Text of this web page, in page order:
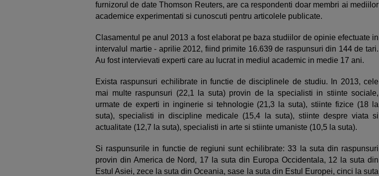
furnizorul de date Thomson Reuters, are ca respondenti doar membri ai mediilor
academice experimentati si cunoscuti pentru articolele publicate.
Clasamentul pe anul 2013 a fost elaborat pe baza studiilor de opinie efectuate in
intervalul martie - aprilie 2012, fiind primite 16.639 de raspunsuri din 144 de tari.
Au fost intervievati experti care au lucrat in mediul academic in medie 17 ani.
Exista raspunsuri echilibrate in functie de disciplinele de studiu. In 2013, cele
mai multe raspunsuri (22,1 la suta) provin de la specialisti in stiinte sociale,
urmate de experti in inginerie si tehnologie (21,3 la suta), stiinte fizice (18 la
suta), specialisti in discipline medicale (15,4 la suta), stiinte despre viata si
actualitate (12,7 la suta), specialisti in arte si stiinte umaniste (10,5 la suta).
Si raspunsurile in functie de regiuni sunt echilibrate: 33 la suta din raspunsuri
provin din America de Nord, 17 la suta din Europa Occidentala, 12 la suta din
Estul Asiei, zece la suta din Oceania, sase la suta din Estul Europei, cinci la suta